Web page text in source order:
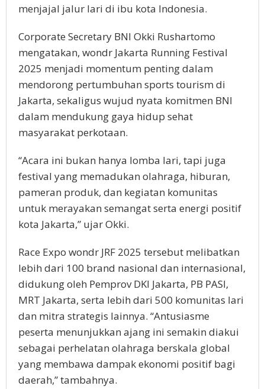
menjajal jalur lari di ibu kota Indonesia.
Corporate Secretary BNI Okki Rushartomo
mengatakan, wondr Jakarta Running Festival
2025 menjadi momentum penting dalam
mendorong pertumbuhan sports tourism di
Jakarta, sekaligus wujud nyata komitmen BNI
dalam mendukung gaya hidup sehat
masyarakat perkotaan.
“Acara ini bukan hanya lomba lari, tapi juga
festival yang memadukan olahraga, hiburan,
pameran produk, dan kegiatan komunitas
untuk merayakan semangat serta energi positif
kota Jakarta,” ujar Okki.
Race Expo wondr JRF 2025 tersebut melibatkan
lebih dari 100 brand nasional dan internasional,
didukung oleh Pemprov DKI Jakarta, PB PASI,
MRT Jakarta, serta lebih dari 500 komunitas lari
dan mitra strategis lainnya. “Antusiasme
peserta menunjukkan ajang ini semakin diakui
sebagai perhelatan olahraga berskala global
yang membawa dampak ekonomi positif bagi
daerah,” tambahnya.